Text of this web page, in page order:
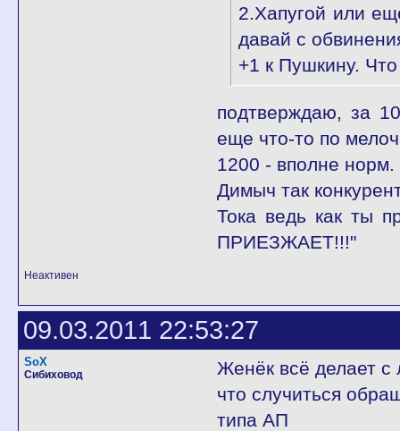
2.Хапугой или
давай с
+1 к Пушкину.
подтверждаю, за
еще что-то по
1200 - вполне
Димыч так
Тока ведь как ты
ПРИЕЗЖАЕТ!!!"
Неактивен
09.03.2011 22:53:27
SoX
Сибиховод
Женёк всё делает
что случиться
типа АП